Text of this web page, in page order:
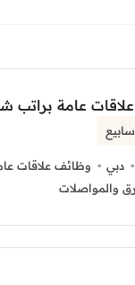
عامة براتب
دبي
وظائف علاقات
والمواصلات